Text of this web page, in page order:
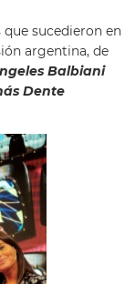
sucedieron en
argentina, de
Balbiani
Dente